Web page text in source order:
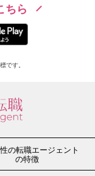
ちら
です。
の転職エージェント
の特徴